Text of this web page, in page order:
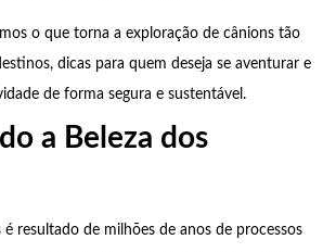
o que torna a exploração de cânions tão
dicas para quem deseja se aventurar e
de forma segura e sustentável.
a Beleza dos
resultado de milhões de anos de processos